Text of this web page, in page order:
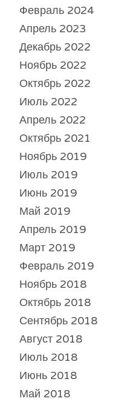
Февраль 2024
Апрель 2023
Декабрь 2022
Ноябрь 2022
Октябрь 2022
Июль 2022
Апрель 2022
Октябрь 2021
Ноябрь 2019
Июль 2019
Июнь 2019
Май 2019
Апрель 2019
Март 2019
Февраль 2019
Ноябрь 2018
Октябрь 2018
Сентябрь 2018
Август 2018
Июль 2018
Июнь 2018
Май 2018